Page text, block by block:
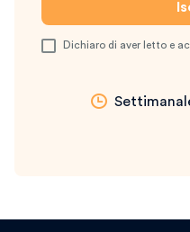
Dichiaro di aver letto e